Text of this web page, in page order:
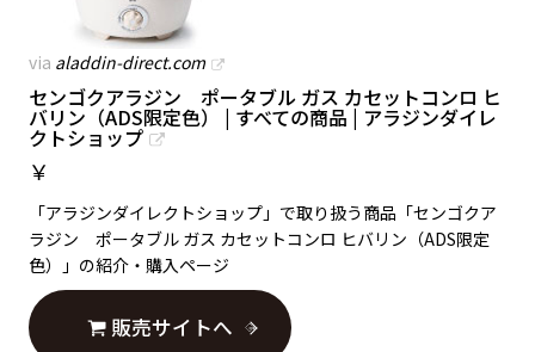
via aladdin-direct.com
センゴクアラジン ポータブル ガス カセットコンロ ヒ
バリン（ADS限定色） | すべての商品 | アラジンダイレ
クトショップ
￥
「アラジンダイレクトショップ」で取り扱う商品「センゴクア
ラジン ポータブル ガス カセットコンロ ヒバリン（ADS限定
色）」の紹介・購入ページ
販売サイトへ